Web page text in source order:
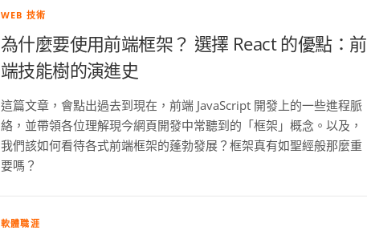
WEB 技術
為什麼要使用前端框架？ 選擇 React 的優點：前
端技能樹的演進史
這篇文章，會點出過去到現在，前端 JavaScript 開發上的一些進程脈
絡，並帶領各位理解現今網頁開發中常聽到的「框架」概念。以及，
我們該如何看待各式前端框架的蓬勃發展？框架真有如聖經般那麼重
要嗎？
軟體職涯